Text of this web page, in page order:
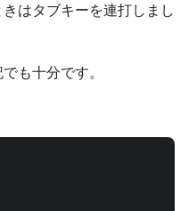
はタブキーを連打しまし
も十分です。